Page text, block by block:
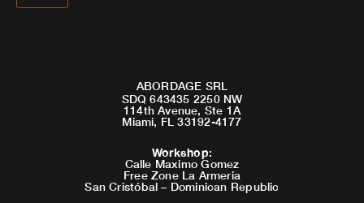
ABORDAGE SRL
SDQ 643435 2250 NW
114th Avenue, Ste 1A
Miami, FL 33192-4177
Workshop:
Calle Maximo Gomez
Free Zone La Armeria
San Cristóbal – Dominican Republic